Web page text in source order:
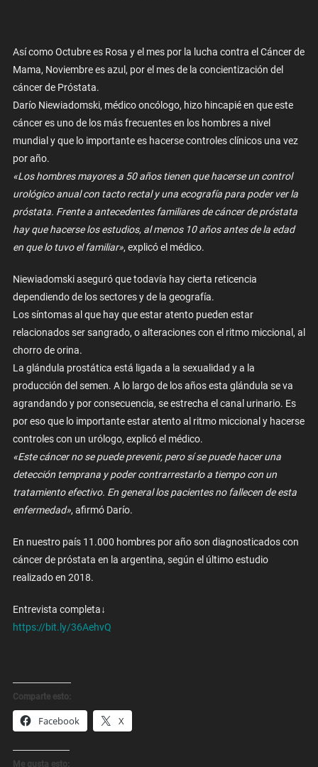
Así como Octubre es Rosa y el mes por la lucha contra el Cáncer de
Mama, Noviembre es azul, por el mes de la concientización del
cáncer de Próstata.
Darío Niewiadomski, médico oncólogo, hizo hincapié en que este
cáncer es uno de los más frecuentes en los hombres a nivel
mundial y que lo importante es hacerse controles clínicos una vez
por año.
«Los hombres mayores a 50 años tienen que hacerse un control
urológico anual con tacto rectal y una ecografía para poder ver la
próstata. Frente a antecedentes familiares de cáncer de próstata
hay que hacerse los estudios, al menos 10 años antes de la edad
en que lo tuvo el familiar», explicó el médico.
Niewiadomski aseguró que todavía hay cierta reticencia
dependiendo de los sectores y de la geografía.
Los síntomas al que hay que estar atento pueden estar
relacionados ser sangrado, o alteraciones con el ritmo miccional, al
chorro de orina.
La glándula prostática está ligada a la sexualidad y a la
producción del semen. A lo largo de los años esta glándula se va
agrandando y por consecuencia, se estrecha el canal urinario. Es
por eso que lo importante estar atento al ritmo miccional y hacerse
controles con un urólogo, explicó el médico.
«Este cáncer no se puede prevenir, pero sí se puede hacer una
detección temprana y poder contrarrestarlo a tiempo con un
tratamiento efectivo. En general los pacientes no fallecen de esta
enfermedad», afirmó Darío.
En nuestro país 11.000 hombres por año son diagnosticados con
cáncer de próstata en la argentina, según el último estudio
realizado en 2018.
Entrevista completa↓
https://bit.ly/36AehvQ
Comparte esto:
Facebook X
Me gusta esto: